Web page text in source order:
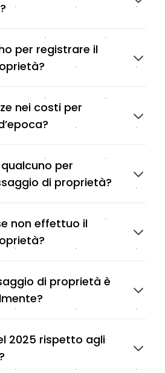
per registrare il
nei costi per
per
di proprietà?
non effettuo il
di proprietà è
2025 rispetto agli